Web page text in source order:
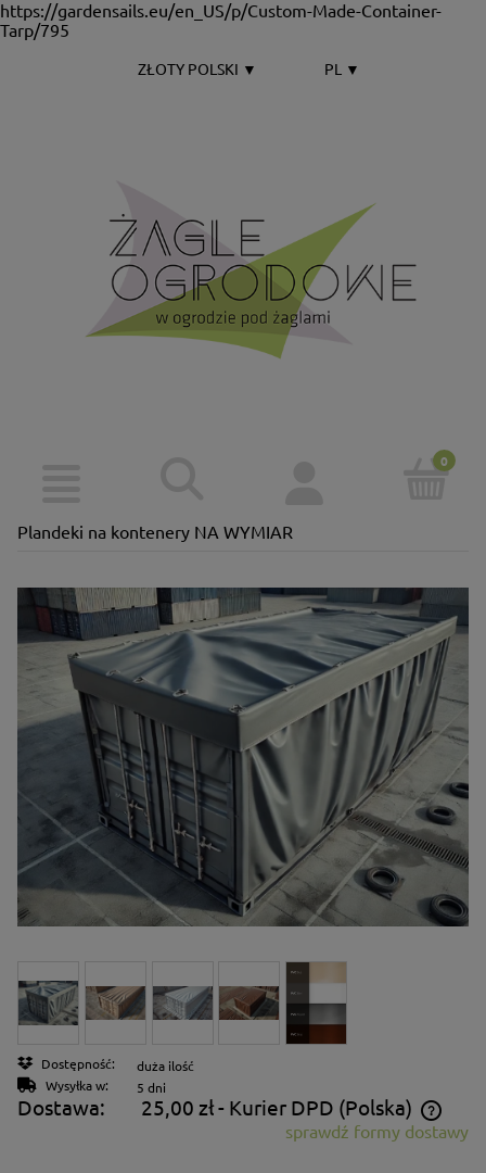
https://gardensails.eu/en_US/p/Custom-Made-Container-
Tarp/795
ZŁOTY POLSKI ▼ PL ▼
Plandeki na kontenery NA WYMIAR
Dostępność:
duża ilość
Wysyłka w:
5 dni
Dostawa: 25,00 zł- Kurier DPD (Polska)
Cena nie zawiera ewentualnych kosztów płatnościsprawdź formy dostawy